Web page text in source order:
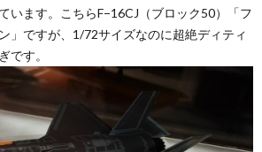
います。こちらF−16CJ（ブロック50）「フ
」ですが、1/72サイズなのに超絶ディティ
です。